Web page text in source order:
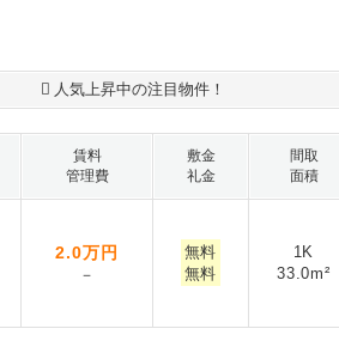
人気上昇中の注目物件！
賃料
管理費
敷金
礼金
間取
面積
2.0万円
－
無料
無料
1K
33.0m²